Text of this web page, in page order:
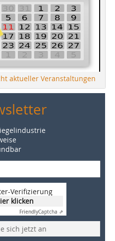
aktueller Veranstaltungen
Verifizierung
klicken
FriendlyCaptcha ⇗
sich jetzt an